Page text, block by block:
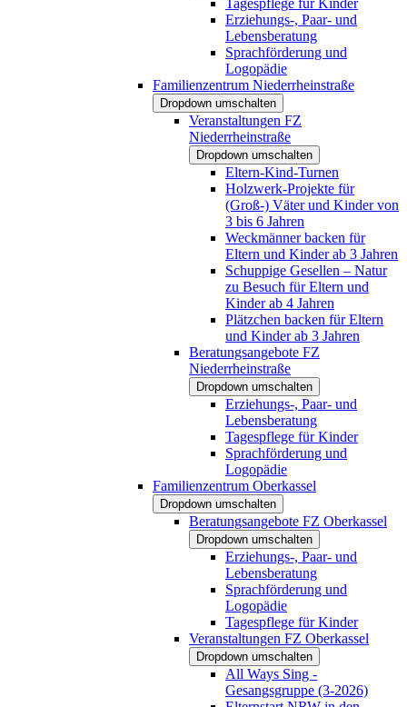
Erziehungs-, Paar- und
Lebensberatung
Sprachförderung und
Logopädie
Familienzentrum Niederrheinstraße
Dropdown umschalten
Veranstaltungen FZ
Niederrheinstraße
Dropdown umschalten
Eltern-Kind-Turnen
Holzwerk-Projekte für
(Groß-) Väter und Kinder von
3 bis 6 Jahren
Weckmänner backen für
Eltern und Kinder ab 3 Jahren
Schuppige Gesellen – Natur
zu Besuch für Eltern und
Kinder ab 4 Jahren
Plätzchen backen für Eltern
und Kinder ab 3 Jahren
Beratungsangebote FZ
Niederrheinstraße
Dropdown umschalten
Erziehungs-, Paar- und
Lebensberatung
Tagespflege für Kinder
Sprachförderung und
Logopädie
Familienzentrum Oberkassel
Dropdown umschalten
Beratungsangebote FZ Oberkassel
Dropdown umschalten
Erziehungs-, Paar- und
Lebensberatung
Sprachförderung und
Logopädie
Tagespflege für Kinder
Veranstaltungen FZ Oberkassel
Dropdown umschalten
All Ways Sing -
Gesangsgruppe (3-2026)